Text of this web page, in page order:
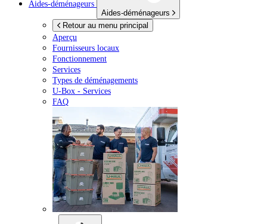
Aides-déménageurs
Aides-déménageurs
Retour au menu principal
Aperçu
Fournisseurs locaux
Fonctionnement
Services
Types de déménagements
U-Box - Services
FAQ